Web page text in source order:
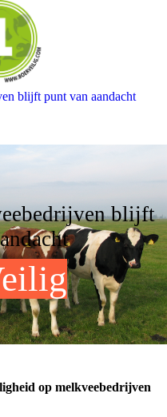
blijft
op melkveebedrijven
blijft punt van aandacht